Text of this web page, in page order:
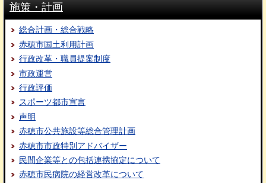
施策・計画
総合計画・総合戦略
赤穂市国土利用計画
行政改革・職員提案制度
市政運営
行政評価
スポーツ都市宣言
声明
赤穂市公共施設等総合管理計画
赤穂市市政特別アドバイザー
民間企業等との包括連携協定について
赤穂市民病院の経営改革について